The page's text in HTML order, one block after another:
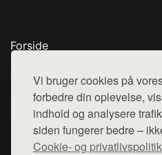
Vi bruger cookies på
forbedre din oplevelse,
indhold og analysere
siden fungerer bedre –
Cookie- og
Forside
Top Rabatter
Blog
Kontakt